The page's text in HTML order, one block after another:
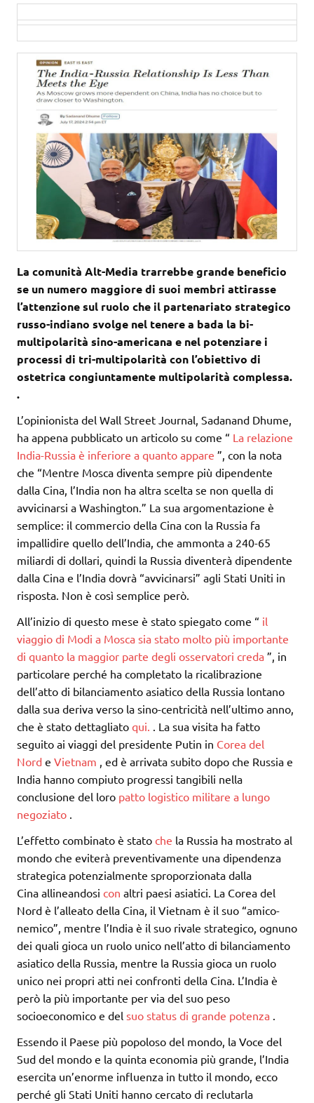
La comunità Alt-Media trarrebbe grande beneficio
se un numero maggiore di suoi membri attirasse
l’attenzione sul ruolo che il partenariato strategico
russo-indiano svolge nel tenere a bada la bi-
multipolarità sino-americana e nel potenziare i
processi di tri-multipolarità con l’obiettivo di
ostetrica congiuntamente multipolarità complessa.
.
L’opinionista del Wall Street Journal, Sadanand Dhume,
ha appena pubblicato un articolo su come “ La relazione
India-Russia è inferiore a quanto appare ”, con la nota
che “Mentre Mosca diventa sempre più dipendente
dalla Cina, l’India non ha altra scelta se non quella di
avvicinarsi a Washington.” La sua argomentazione è
semplice: il commercio della Cina con la Russia fa
impallidire quello dell’India, che ammonta a 240-65
miliardi di dollari, quindi la Russia diventerà dipendente
dalla Cina e l’India dovrà “avvicinarsi” agli Stati Uniti in
risposta. Non è così semplice però.
All’inizio di questo mese è stato spiegato come “ il
viaggio di Modi a Mosca sia stato molto più importante
di quanto la maggior parte degli osservatori creda ”, in
particolare perché ha completato la ricalibrazione
dell’atto di bilanciamento asiatico della Russia lontano
dalla sua deriva verso la sino-centricità nell’ultimo anno,
che è stato dettagliato qui. . La sua visita ha fatto
seguito ai viaggi del presidente Putin in Corea del
Nord e Vietnam , ed è arrivata subito dopo che Russia e
India hanno compiuto progressi tangibili nella
conclusione del loro patto logistico militare a lungo
negoziato .
L’effetto combinato è stato che la Russia ha mostrato al
mondo che eviterà preventivamente una dipendenza
strategica potenzialmente sproporzionata dalla
Cina allineandosi con altri paesi asiatici. La Corea del
Nord è l’alleato della Cina, il Vietnam è il suo “amico-
nemico”, mentre l’India è il suo rivale strategico, ognuno
dei quali gioca un ruolo unico nell’atto di bilanciamento
asiatico della Russia, mentre la Russia gioca un ruolo
unico nei propri atti nei confronti della Cina. L’India è
però la più importante per via del suo peso
socioeconomico e del suo status di grande potenza .
Essendo il Paese più popoloso del mondo, la Voce del
Sud del mondo e la quinta economia più grande, l’India
esercita un’enorme influenza in tutto il mondo, ecco
perché gli Stati Uniti hanno cercato di reclutarla